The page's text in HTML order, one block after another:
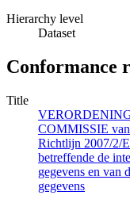
Hierarchy level
Dataset
Conformance
Title
COMMISSIE
Richtlijn 2007/2/
betreffende de
gegevens en van
gegevens